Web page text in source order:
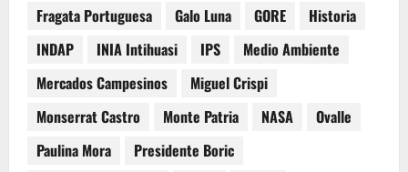
Fragata Portuguesa
Galo Luna GORE
Historia
INDAP
INIA Intihuasi IPS
Medio Ambiente
Mercados Campesinos
Miguel Crispi
Monserrat Castro
Monte Patria NASA
Ovalle
Paulina Mora
Presidente Boric